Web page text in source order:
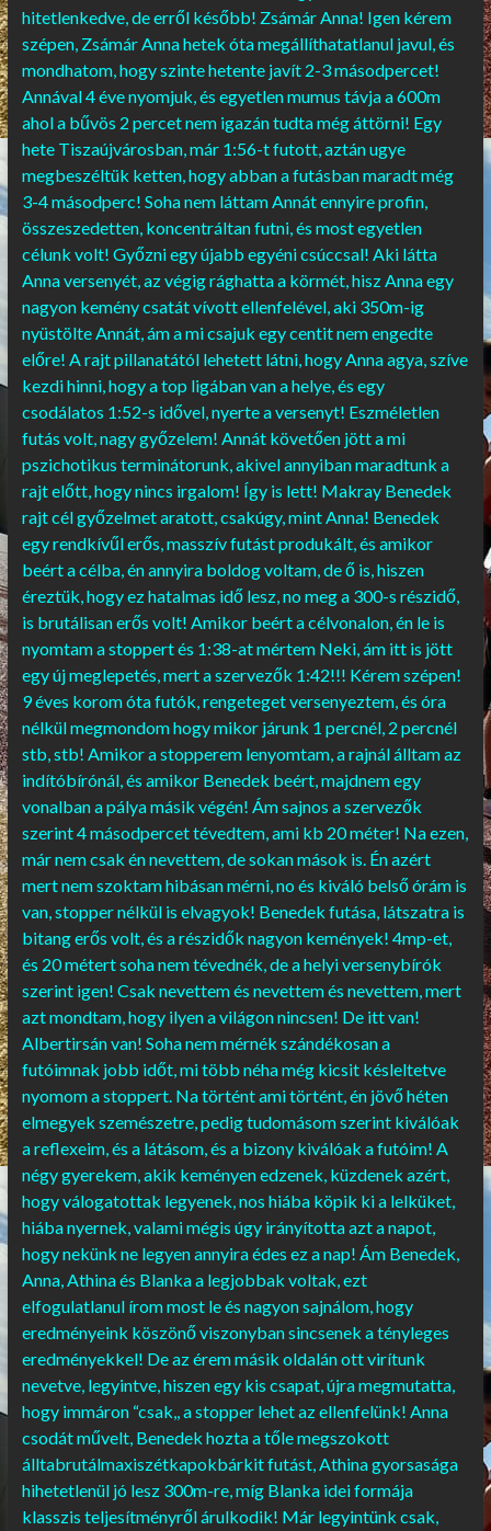
hitetlenkedve, de erről később! Zsámár Anna! Igen kérem
szépen, Zsámár Anna hetek óta megállíthatatlanul javul, és
mondhatom, hogy szinte hetente javít 2-3 másodpercet!
Annával 4 éve nyomjuk, és egyetlen mumus távja a 600m
ahol a bűvös 2 percet nem igazán tudta még áttörni! Egy
hete Tiszaújvárosban, már 1:56-t futott, aztán ugye
megbeszéltük ketten, hogy abban a futásban maradt még
3-4 másodperc! Soha nem láttam Annát ennyire profin,
összeszedetten, koncentráltan futni, és most egyetlen
célunk volt! Győzni egy újabb egyéni csúccsal! Aki látta
Anna versenyét, az végig rághatta a körmét, hisz Anna egy
nagyon kemény csatát vívott ellenfelével, aki 350m-ig
nyüstölte Annát, ám a mi csajuk egy centit nem engedte
előre! A rajt pillanatától lehetett látni, hogy Anna agya, szíve
kezdi hinni, hogy a top ligában van a helye, és egy
csodálatos 1:52-s idővel, nyerte a versenyt! Eszméletlen
futás volt, nagy győzelem! Annát követően jött a mi
pszichotikus terminátorunk, akivel annyiban maradtunk a
rajt előtt, hogy nincs irgalom! Így is lett! Makray Benedek
rajt cél győzelmet aratott, csakúgy, mint Anna! Benedek
egy rendkívűl erős, masszív futást produkált, és amikor
beért a célba, én annyira boldog voltam, de ő is, hiszen
éreztük, hogy ez hatalmas idő lesz, no meg a 300-s részidő,
is brutálisan erős volt! Amikor beért a célvonalon, én le is
nyomtam a stoppert és 1:38-at mértem Neki, ám itt is jött
egy új meglepetés, mert a szervezők 1:42!!! Kérem szépen!
9 éves korom óta futók, rengeteget versenyeztem, és óra
nélkül megmondom hogy mikor járunk 1 percnél, 2 percnél
stb, stb! Amikor a stopperem lenyomtam, a rajnál álltam az
indítóbírónál, és amikor Benedek beért, majdnem egy
vonalban a pálya másik végén! Ám sajnos a szervezők
szerint 4 másodpercet tévedtem, ami kb 20 méter! Na ezen,
már nem csak én nevettem, de sokan mások is. Én azért
mert nem szoktam hibásan mérni, no és kiváló belső órám is
van, stopper nélkül is elvagyok! Benedek futása, látszatra is
bitang erős volt, és a részidők nagyon kemények! 4mp-et,
és 20 métert soha nem tévednék, de a helyi versenybírók
szerint igen! Csak nevettem és nevettem és nevettem, mert
azt mondtam, hogy ilyen a világon nincsen! De itt van!
Albertirsán van! Soha nem mérnék szándékosan a
futóimnak jobb időt, mi több néha még kicsit késleltetve
nyomom a stoppert. Na történt ami történt, én jövő héten
elmegyek szemészetre, pedig tudomásom szerint kiválóak
a reflexeim, és a látásom, és a bizony kiválóak a futóim! A
négy gyerekem, akik keményen edzenek, küzdenek azért,
hogy válogatottak legyenek, nos hiába köpik ki a lelküket,
hiába nyernek, valami mégis úgy irányította azt a napot,
hogy nekünk ne legyen annyira édes ez a nap! Ám Benedek,
Anna, Athina és Blanka a legjobbak voltak, ezt
elfogulatlanul írom most le és nagyon sajnálom, hogy
eredményeink köszönő viszonyban sincsenek a tényleges
eredményekkel! De az érem másik oldalán ott virítunk
nevetve, legyintve, hiszen egy kis csapat, újra megmutatta,
hogy immáron “csak,, a stopper lehet az ellenfelünk! Anna
csodát művelt, Benedek hozta a tőle megszokott
álltabrutálmaxiszétkapokbárkit futást, Athina gyorsasága
hihetetlenül jó lesz 300m-re, míg Blanka idei formája
klasszis teljesítményről árulkodik! Már legyintünk csak,